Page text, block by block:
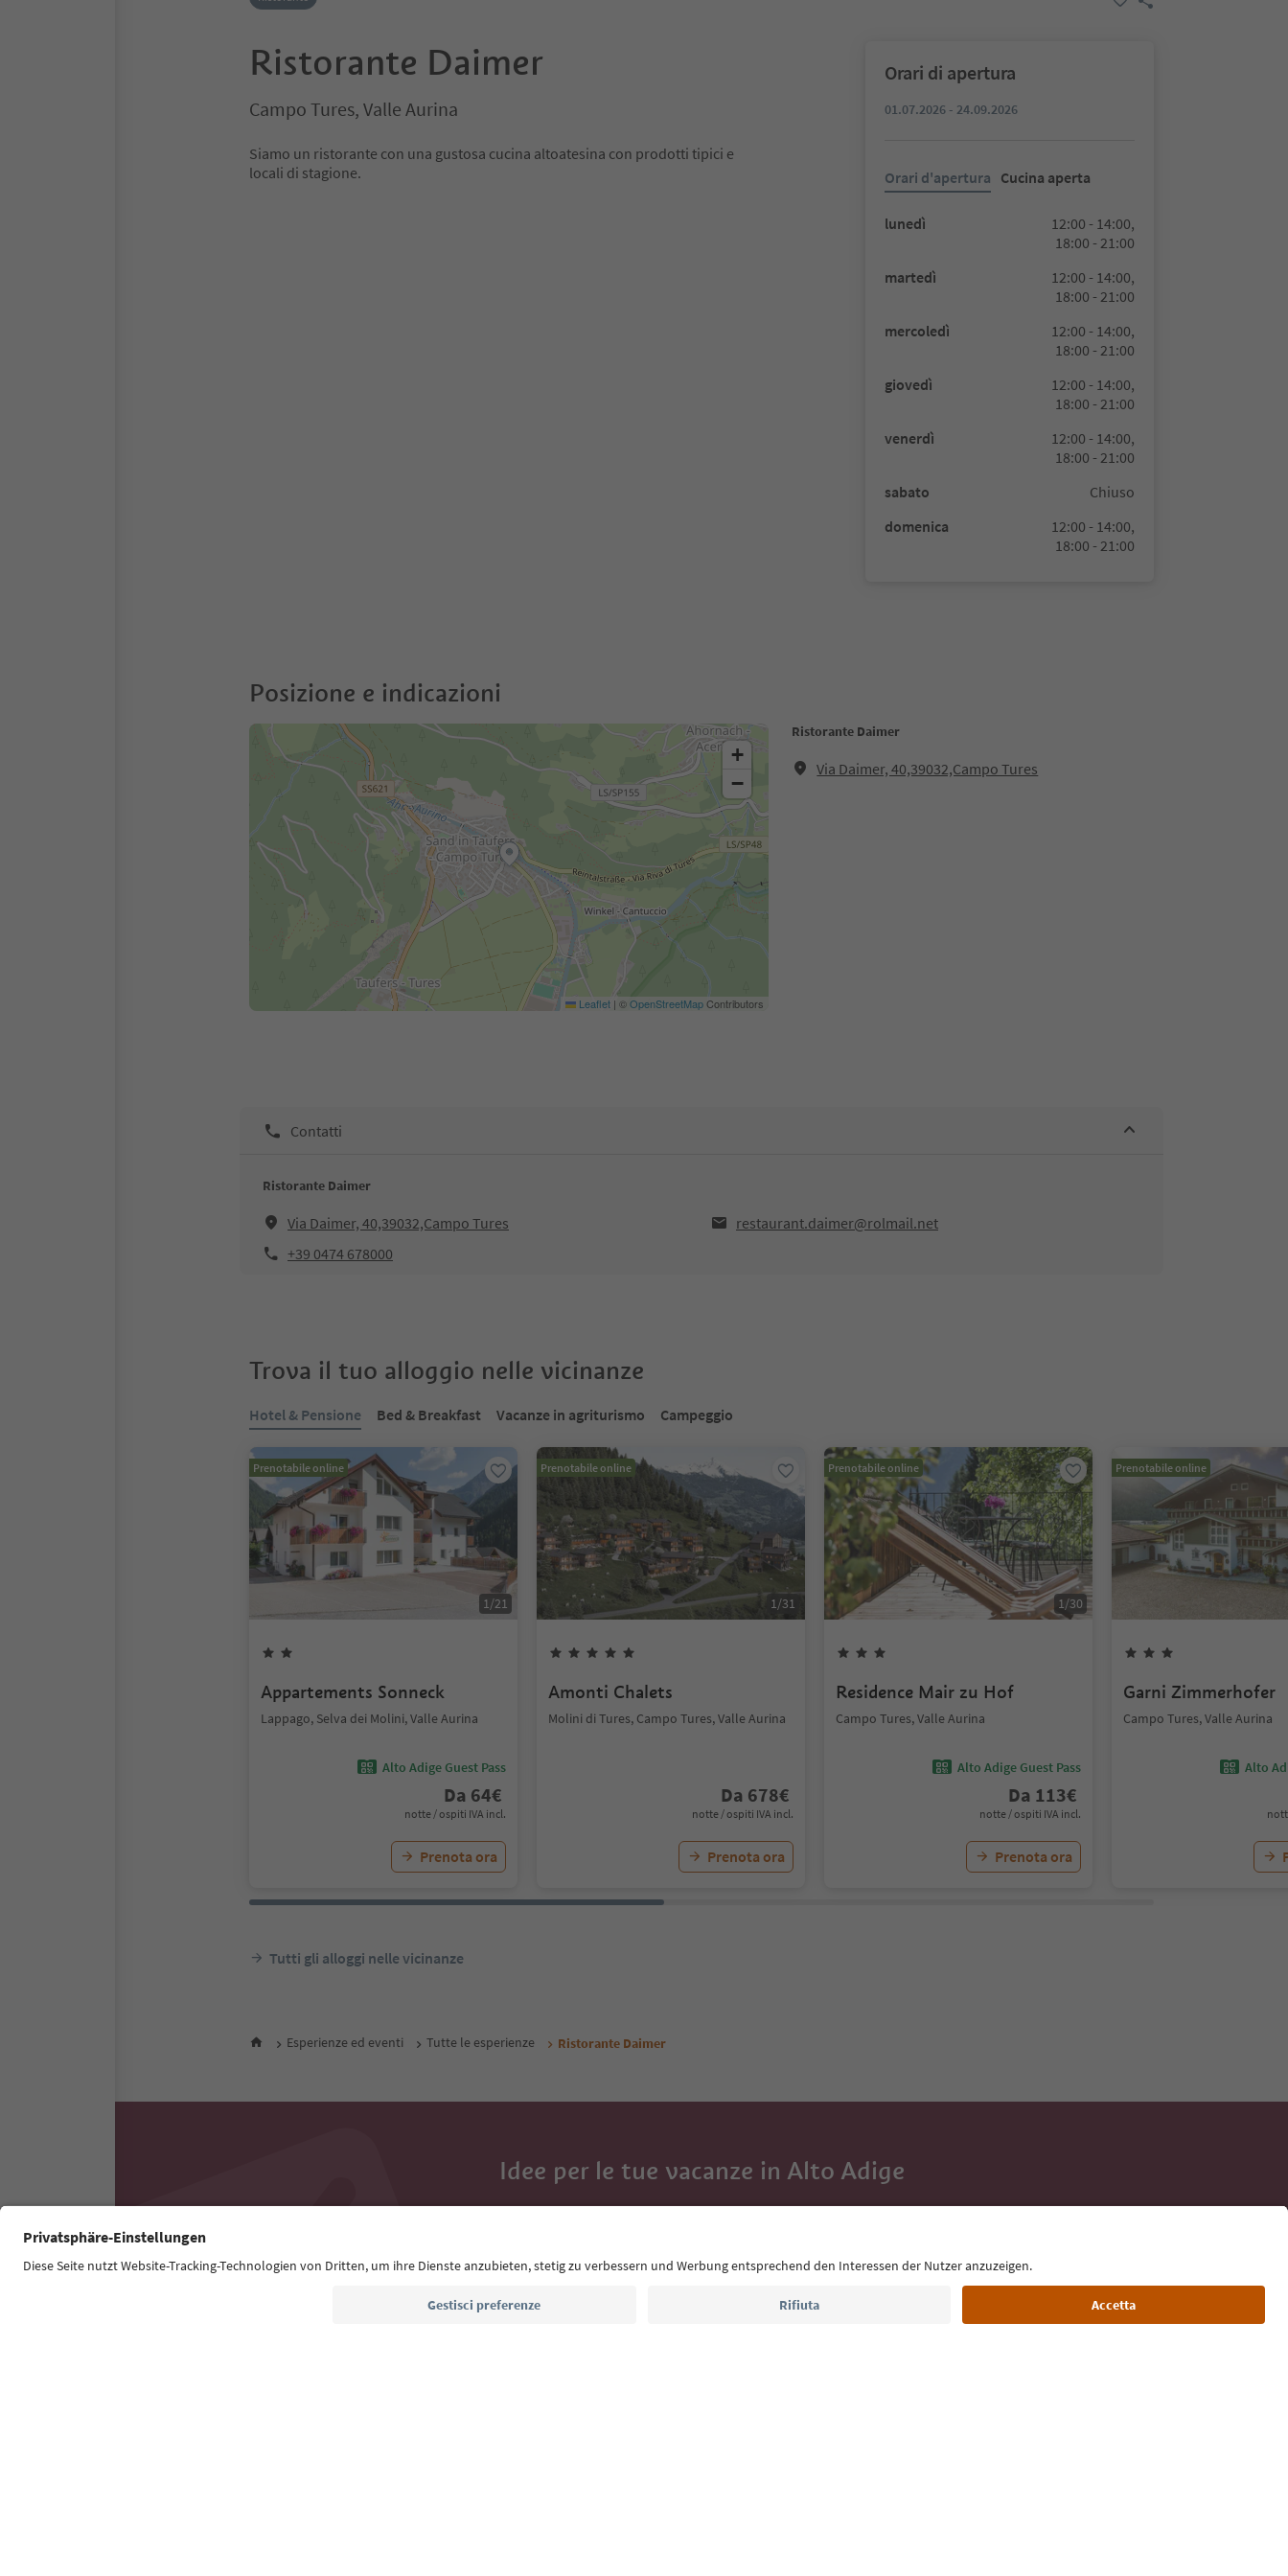
Ristorante Daimer
Campo Tures, Valle Aurina
Siamo un ristorante con una gustosa cucina altoatesina con prodotti tipici e
locali di stagione.
Orari di apertura
01.07.2026 - 24.09.2026
Orari d'apertura Cucina aperta
lunedì
12:00 - 14:00,
18:00 - 21:00
martedì
12:00 - 14:00,
18:00 - 21:00
mercoledì
12:00 - 14:00,
18:00 - 21:00
giovedì
12:00 - 14:00,
18:00 - 21:00
venerdì
12:00 - 14:00,
18:00 - 21:00
sabato
Chiuso
domenica
12:00 - 14:00,
18:00 - 21:00
Posizione e indicazioni
Ristorante Daimer
Via Daimer, 40,39032,Campo Tures
+
−
Leaflet | ©OpenStreetMapContributors
Contatti
Ristorante Daimer
Via Daimer, 40,39032,Campo Tures
restaurant.daimer@rolmail.net
+39 0474 678000
Trova il tuo alloggio nelle vicinanze
Hotel & Pensione Bed & Breakfast Vacanze in agriturismo Campeggio
Prenotabile online
1/21
Appartements Sonneck
Lappago, Selva dei Molini, Valle Aurina
Alto Adige Guest Pass
Da 64€
notte / ospiti IVA incl.
Prenota ora
Prenotabile online
1/31
Amonti Chalets
Molini di Tures, Campo Tures, Valle Aurina
Da 678€
notte / ospiti IVA incl.
Prenota ora
Prenotabile online
1/30
Residence Mair zu Hof
Campo Tures, Valle Aurina
Alto Adige Guest Pass
Da 113€
notte / ospiti IVA incl.
Prenota ora
Prenotabile online
Garni Zimmerhofer
Campo Tures, Valle Aurina
Alto
Tutti gli alloggi nelle vicinanze
Esperienze ed eventi Tutte le esperienze Ristorante Daimer
Idee per le tue vacanze in Alto Adige
Con la newsletter dell’Alto Adige ricevi consigli per le tue vacanze,
Indirizzo e-mail*